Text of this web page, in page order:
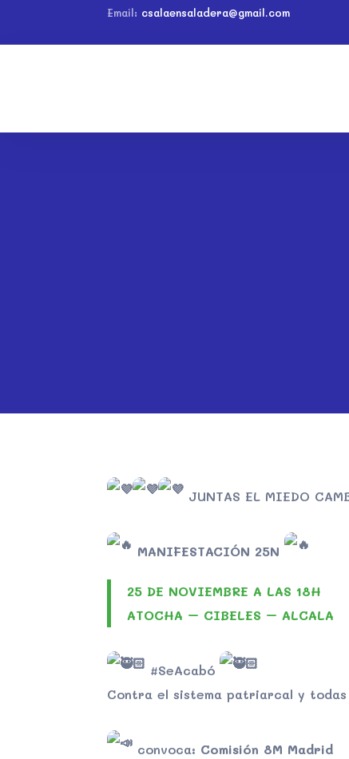
Email: csalaensaladera@gmail.com
JUNTAS EL MIEDO
MANIFESTACIÓN 25N
25 DE NOVIEMBRE A LAS18H
ATOCHA – CIBELES – ALCALA
#SeAcabó
Contra el sistema patriarcal y todas
convoca: Comisión 8M Madrid